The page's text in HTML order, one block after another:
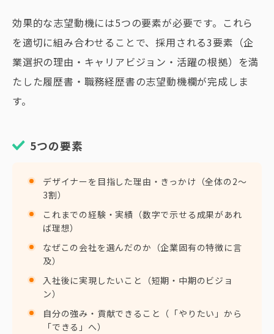
効果的な志望動機には5つの要素が必要です。これら
を適切に組み合わせることで、採用される3要素（企
業選択の理由・キャリアビジョン・活躍の根拠）を満
たした履歴書・職務経歴書の志望動機欄が完成しま
す。
5つの要素
デザイナーを目指した理由・きっかけ（全体の2〜
3割）
これまでの経験・実績（数字で示せる成果があれ
ば理想）
なぜこの会社を選んだのか（企業固有の特徴に言
及）
入社後に実現したいこと（短期・中期のビジョ
ン）
自分の強み・貢献できること（「やりたい」から
「できる」へ）